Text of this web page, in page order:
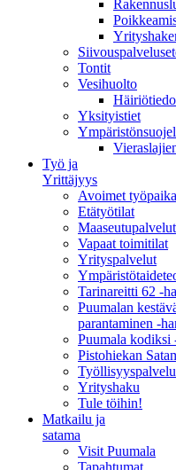
Tontit
Vesihuolto
Yksityistiet
Työ ja
Yrittäjyys
Avoimet
Etätyötilat
Maaseutupalvelut
Vapaat toimitilat
Yrityspalvelut
Tarinareitti 62 -
Puumalan
parantaminen -
Puumala kodiksi
Pistohiekan
Yrityshaku
Tule töihin!
Matkailu ja
satama
Visit Puumala
Tapahtumat